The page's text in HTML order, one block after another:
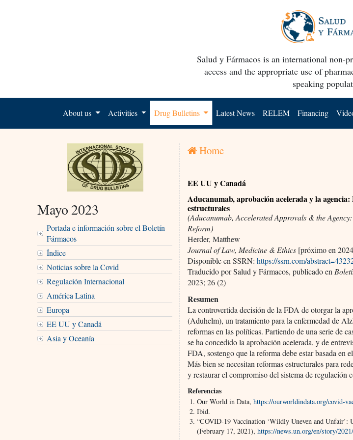
Salud y Fármacos is an international non-
access and the appropriate use of
speaking
About us Activities Drug Bulletins Latest News RELEM Financing
Mayo 2023
Portada e información sobre el Boletín
Fármacos
Índice
Noticias sobre la Covid
Regulación Internacional
América Latina
Europa
EE UU y Canadá
Asia y Oceanía
Home
EE UU y Canadá
Aducanumab, aprobación acelerada y la
estructurales
(Aducanumab, Accelerated Approvals & the
Reform)
Herder, Matthew
Journal of Law, Medicine & Ethics [próximo en
Disponible en SSRN:https://ssrn.com/
Traducido por Salud y Fármacos, publicado en
2023; 26 (2)
Resumen
La controvertida decisión de la FDA de otorgar la
(Aduhelm), un tratamiento para la enfermedad de
reformas en las políticas. Partiendo de una serie de
se ha concedido la aprobación acelerada, y de
FDA, sostengo que la reforma debe estar basada en
Más bien se necesitan reformas estructurales para
y restaurar el compromiso del sistema de regulación
Referencias
Our World in Data,https://ourworldindata.org/covid-
Ibid.
“COVID-19 Vaccination ‘Wildly Uneven and Unfair’:
(February 17, 2021),https://news.un.org/en/story/